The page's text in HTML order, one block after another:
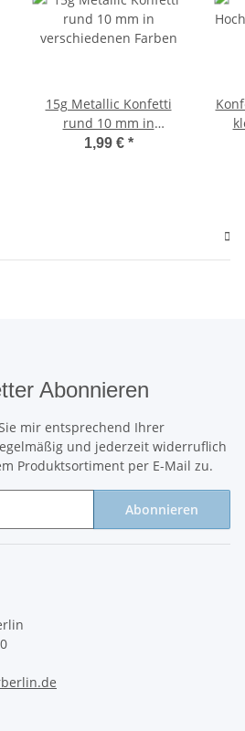
15g Metallic Konfetti
rund 10 mm in
verschiedenen Farben
1,99 € *
Abonnieren
mir entsprechend Ihrer
und jederzeit widerruflich
Produktsortiment per E-Mail zu.
Abonnieren